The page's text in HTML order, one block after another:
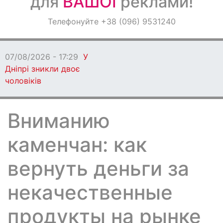
ОголошенняТелефонуйте +38 (096) 9531240
07/08/2026 - 17:29 У
Дніпрі зникли двоє
чоловіків
Вниманию
каменчан: как
вернуть деньги за
некачественные
продукты на рынке